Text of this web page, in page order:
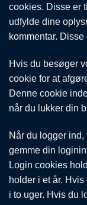
cookies. Disse er
udfylde dine
kommentar.
Hvis du besøger
cookie for at
Denne cookie
når du lukker din
Når du logger
gemme din
Login cookies
holder i et år.
i to uger. Hvis du